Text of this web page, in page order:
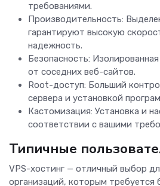
требованиями.
Производительность:
гарантируют высокую
надежность.
Безопасность:
от соседних веб-сайтов.
Root-доступ: Больший
сервера и установкой
Кастомизация: Установка и
соответствии с вашими
Типичные
VPS-хостинг — отличный выбор
организаций, которым требуется